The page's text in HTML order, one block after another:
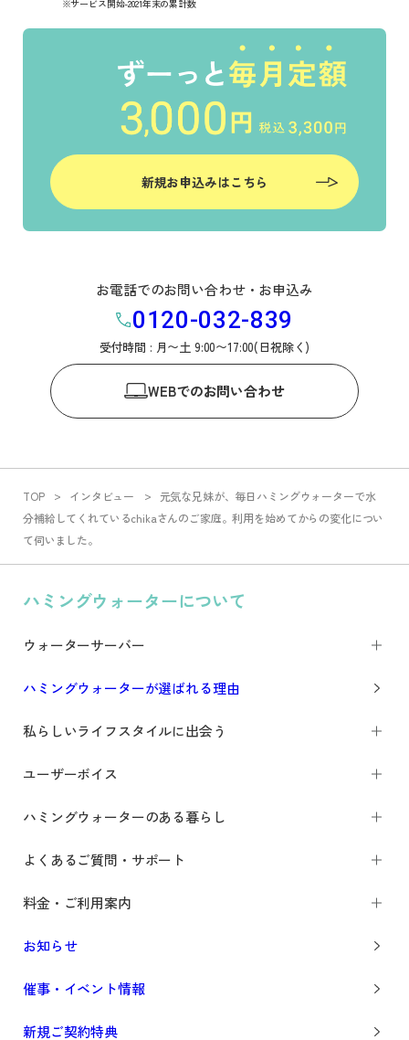
※サービス開始-2021年末の累計数
新規お申込みはこちら
お電話でのお問い合わせ・お申込み
0120-032-839
受付時間 : 月〜土 9:00〜17:00(日祝除く)
WEBでのお問い合わせ
TOP インタビュー
元気な兄妹が、毎日ハミングウォーターで水
分補給してくれているchikaさんのご家庭。利用を始めてからの変化につい
て伺いました。
ハミングウォーターについて
ウォーターサーバー
ハミングウォーターが選ばれる理由
私らしいライフスタイルに出会う
ユーザーボイス
ハミングウォーターのある暮らし
よくあるご質問・サポート
料金・ご利用案内
お知らせ
催事・イベント情報
新規ご契約特典